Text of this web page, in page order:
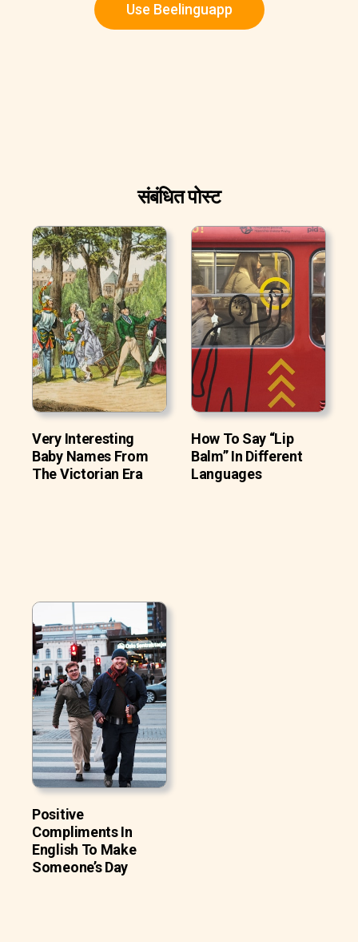
Use Beelinguapp
संबंधित पोस्ट
Very Interesting
Baby Names From
The Victorian Era
How To Say “Lip
Balm” In Different
Languages
Positive
Compliments In
English To Make
Someone’s Day